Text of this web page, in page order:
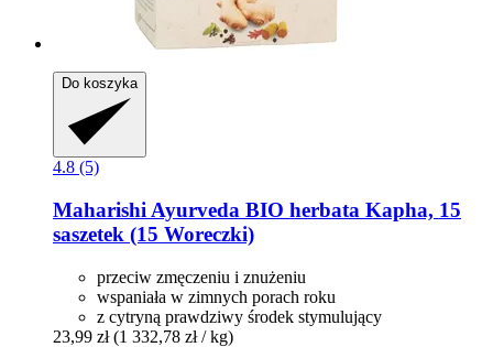
Do koszyka
4.8 (5)
Maharishi Ayurveda BIO herbata Kapha, 15
saszetek (15 Woreczki)
przeciw zmęczeniu i znużeniu
wspaniała w zimnych porach roku
z cytryną prawdziwy środek stymulujący
23,99 zł (1 332,78 zł / kg)